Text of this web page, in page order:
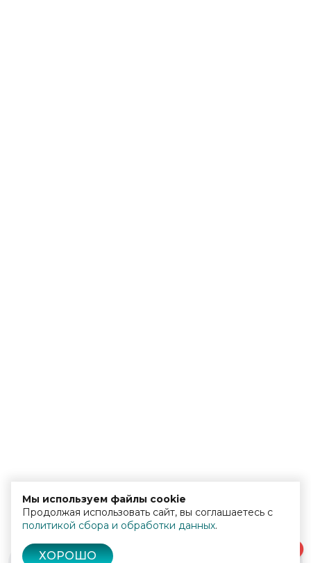
Мы используем файлы cookie
Продолжая использовать сайт, вы соглашаетесь с
политикой сбора и обработки данных.
ХОРОШО